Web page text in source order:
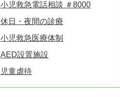
小児救急電話相談 ＃8000
休日・夜間の診療
小児救急医療体制
AED設置施設
児童虐待